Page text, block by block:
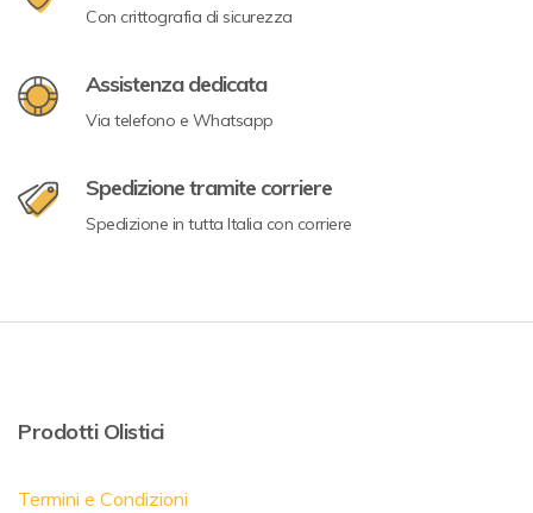
Con crittografia di sicurezza
Assistenza dedicata
Via telefono e Whatsapp
Spedizione tramite corriere
Spedizione in tutta Italia con corriere
Prodotti Olistici
Termini e Condizioni